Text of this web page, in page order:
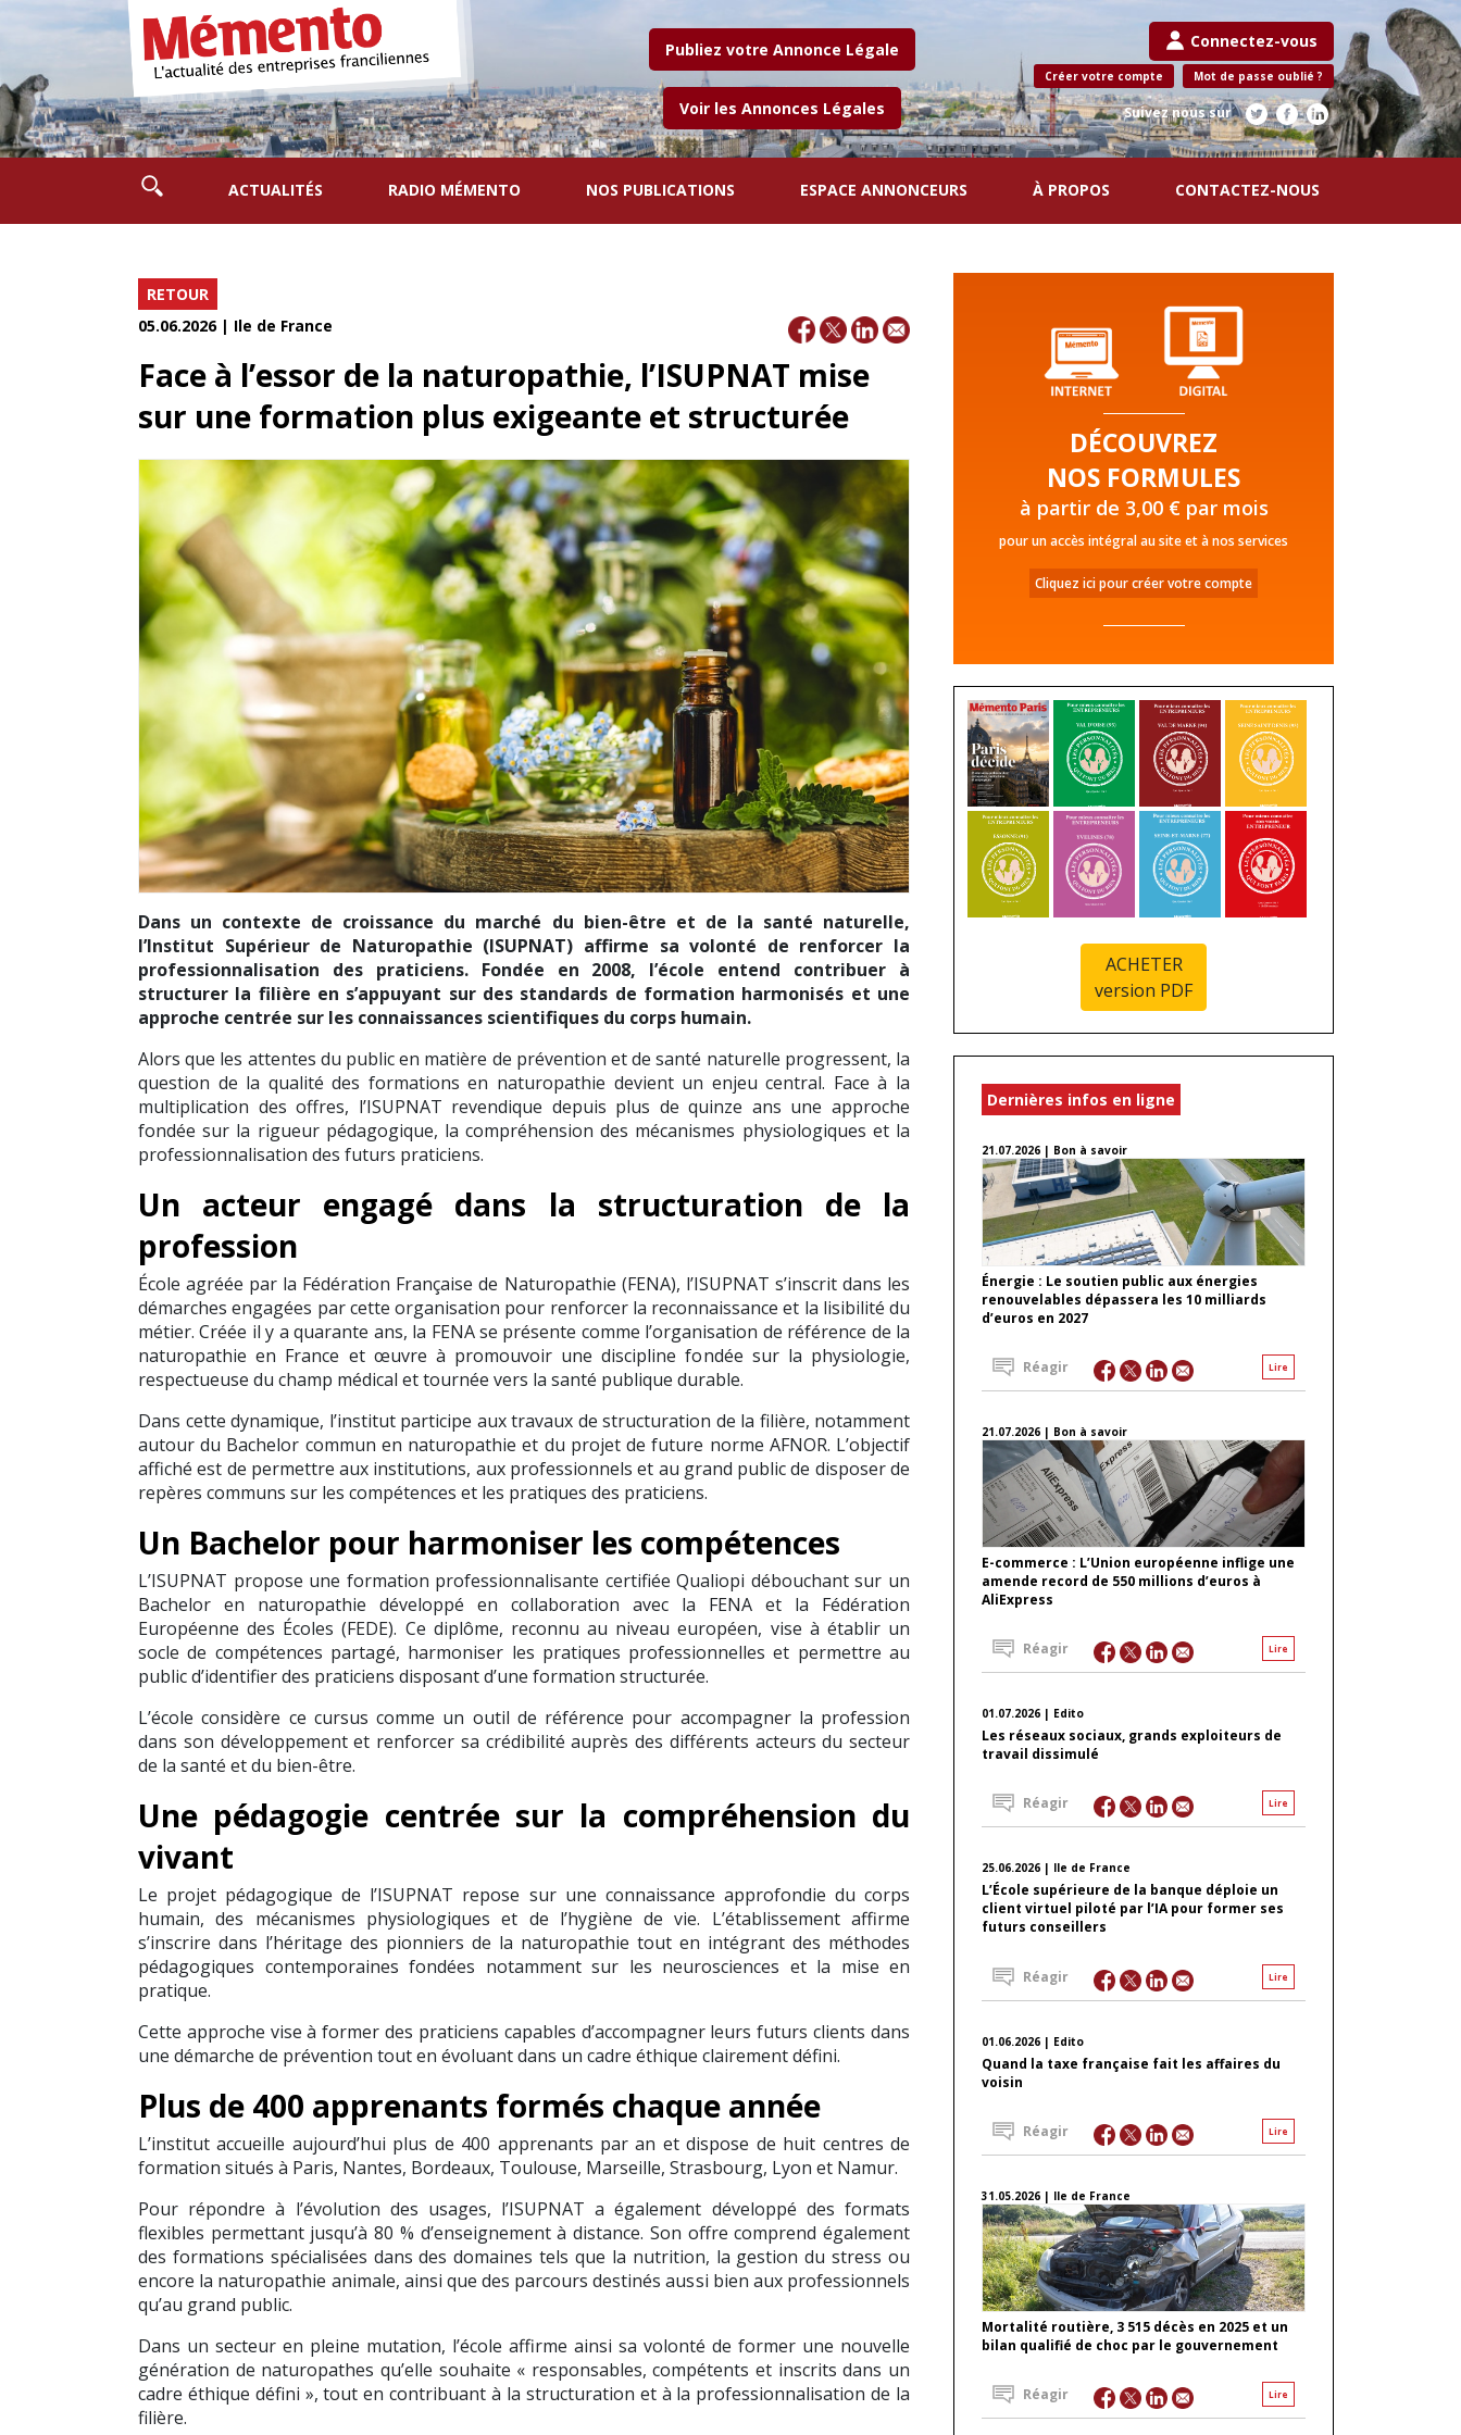
Publiez votre Annonce Légale
Voir les Annonces Légales
Connectez-vous
Créer votre compte Mot de passe oublié ?
Suivez nous sur
ACTUALITÉS RADIO MÉMENTO NOS PUBLICATIONS ESPACE ANNONCEURS À PROPOS CONTACTEZ-NOUS
RETOUR
05.06.2026 | Ile de France
Face à l’essor de la naturopathie, l’ISUPNAT mise
sur une formation plus exigeante et structurée
Dans un contexte de croissance du marché du bien-être et de la santé naturelle,
l’Institut Supérieur de Naturopathie (ISUPNAT) affirme sa volonté de renforcer la
professionnalisation des praticiens. Fondée en 2008, l’école entend contribuer à
structurer la filière en s’appuyant sur des standards de formation harmonisés et une
approche centrée sur les connaissances scientifiques du corps humain.
Alors que les attentes du public en matière de prévention et de santé naturelle progressent, la
question de la qualité des formations en naturopathie devient un enjeu central. Face à la
multiplication des offres, l’ISUPNAT revendique depuis plus de quinze ans une approche
fondée sur la rigueur pédagogique, la compréhension des mécanismes physiologiques et la
professionnalisation des futurs praticiens.
Un acteur engagé dans la structuration de la
profession
École agréée par la Fédération Française de Naturopathie (FENA), l’ISUPNAT s’inscrit dans les
démarches engagées par cette organisation pour renforcer la reconnaissance et la lisibilité du
métier. Créée il y a quarante ans, la FENA se présente comme l’organisation de référence de la
naturopathie en France et œuvre à promouvoir une discipline fondée sur la physiologie,
respectueuse du champ médical et tournée vers la santé publique durable.
Dans cette dynamique, l’institut participe aux travaux de structuration de la filière, notamment
autour du Bachelor commun en naturopathie et du projet de future norme AFNOR. L’objectif
affiché est de permettre aux institutions, aux professionnels et au grand public de disposer de
repères communs sur les compétences et les pratiques des praticiens.
Un Bachelor pour harmoniser les compétences
L’ISUPNAT propose une formation professionnalisante certifiée Qualiopi débouchant sur un
Bachelor en naturopathie développé en collaboration avec la FENA et la Fédération
Européenne des Écoles (FEDE). Ce diplôme, reconnu au niveau européen, vise à établir un
socle de compétences partagé, harmoniser les pratiques professionnelles et permettre au
public d’identifier des praticiens disposant d’une formation structurée.
L’école considère ce cursus comme un outil de référence pour accompagner la profession
dans son développement et renforcer sa crédibilité auprès des différents acteurs du secteur
de la santé et du bien-être.
Une pédagogie centrée sur la compréhension du
vivant
Le projet pédagogique de l’ISUPNAT repose sur une connaissance approfondie du corps
humain, des mécanismes physiologiques et de l’hygiène de vie. L’établissement affirme
s’inscrire dans l’héritage des pionniers de la naturopathie tout en intégrant des méthodes
pédagogiques contemporaines fondées notamment sur les neurosciences et la mise en
pratique.
Cette approche vise à former des praticiens capables d’accompagner leurs futurs clients dans
une démarche de prévention tout en évoluant dans un cadre éthique clairement défini.
Plus de 400 apprenants formés chaque année
L’institut accueille aujourd’hui plus de 400 apprenants par an et dispose de huit centres de
formation situés à Paris, Nantes, Bordeaux, Toulouse, Marseille, Strasbourg, Lyon et Namur.
Pour répondre à l’évolution des usages, l’ISUPNAT a également développé des formats
flexibles permettant jusqu’à 80 % d’enseignement à distance. Son offre comprend également
des formations spécialisées dans des domaines tels que la nutrition, la gestion du stress ou
encore la naturopathie animale, ainsi que des parcours destinés aussi bien aux professionnels
qu’au grand public.
Dans un secteur en pleine mutation, l’école affirme ainsi sa volonté de former une nouvelle
génération de naturopathes qu’elle souhaite « responsables, compétents et inscrits dans un
cadre éthique défini », tout en contribuant à la structuration et à la professionnalisation de la
filière.
DÉCOUVREZ
NOS FORMULES
à partir de 3,00 € par mois
pour un accès intégral au site et à nos services
Cliquez ici pour créer votre compte
ACHETER
version PDF
Dernières infos en ligne
21.07.2026 | Bon à savoir
Énergie : Le soutien public aux énergies
renouvelables dépassera les 10 milliards
d’euros en 2027
Lire
Réagir
21.07.2026 | Bon à savoir
E-commerce : L’Union européenne inflige une
amende record de 550 millions d’euros à
AliExpress
Lire
Réagir
01.07.2026 | Edito
Les réseaux sociaux, grands exploiteurs de
travail dissimulé
Lire
Réagir
25.06.2026 | Ile de France
L’École supérieure de la banque déploie un
client virtuel piloté par l’IA pour former ses
futurs conseillers
Lire
Réagir
01.06.2026 | Edito
Quand la taxe française fait les affaires du
voisin
Lire
Réagir
31.05.2026 | Ile de France
Mortalité routière, 3 515 décès en 2025 et un
bilan qualifié de choc par le gouvernement
Lire
Réagir